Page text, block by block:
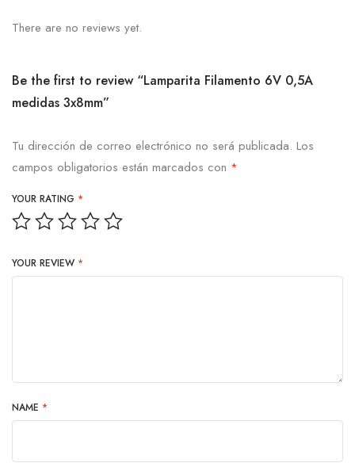
There are no reviews yet.
Be the first to review “Lamparita Filamento 6V 0,5A
medidas 3x8mm”
Tu dirección de correo electrónico no será publicada. Los
campos obligatorios están marcados con *
YOUR RATING *
YOUR REVIEW *
NAME *